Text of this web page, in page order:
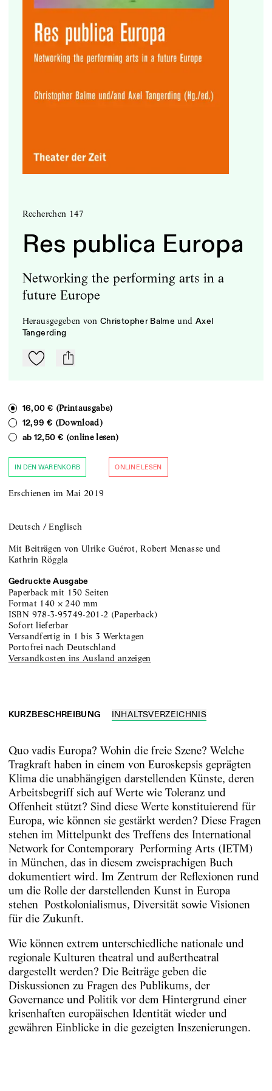
Recherchen 147
Res publica Europa
Networking the performing arts in a
future Europe
herausgegeben von Christopher Balme und Axel
Tangerding
Zu Mein-TdZ hinzufügen
mail
16,00 € (Printausgabe)
12,99 € (Download)
ab 12,50 € (online lesen)
IN DEN WARENKORB ONLINE LESEN
Erschienen im Mai 2019
Deutsch / Englisch
Mit Beiträgen von Ulrike Guérot, Robert Menasse und
Kathrin Röggla
Gedruckte Ausgabe
Paperback mit 150 Seiten
Format 140 ×240 mm
ISBN 978-3-95749-201-2 (Paperback)
sofort lieferbar
versandfertig in 1 bis 3 Werktagen
portofrei nach Deutschland
Versandkosten ins Ausland anzeigen
KURZBESCHREIBUNG INHALTSVERZEICHNIS
Quo vadis Europa? Wohin die freie Szene? Welche
Tragkraft haben in einem von Euroskepsis geprägten
Klima die unabhängigen darstellenden Künste, deren
Arbeitsbegriff sich auf Werte wie Toleranz und
Offenheit stützt? Sind diese Werte konstituierend für
Europa, wie können sie gestärkt werden? Diese Fragen
stehen im Mittelpunkt des Treffens des International
Network for Contemporary Performing Arts (IETM)
in München, das in diesem zweisprachigen Buch
dokumentiert wird. Im Zentrum der Reflexionen rund
um die Rolle der darstellenden Kunst in Europa
stehen Postkolonialismus, Diversität sowie Visionen
für die Zukunft.
Wie können extrem unterschiedliche nationale und
regionale Kulturen theatral und außertheatral
dargestellt werden? Die Beiträge geben die
Diskussionen zu Fragen des Publikums, der
Governance und Politik vor dem Hintergrund einer
krisenhaften europäischen Identität wieder und
gewähren Einblicke in die gezeigten Inszenierungen.